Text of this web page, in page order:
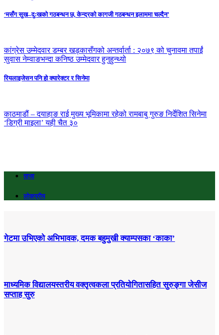
‘मसँग सुख–दुःखको गठबन्धन छ, केन्द्रको कागजी गठबन्धन इलाममा चल्दैन’
कांग्रेस उम्मेदवार डम्बर खड्कासँगको अन्तर्वार्ता : २०७९ को चुनावमा तपाईं
सुवास नेम्वाङभन्दा कनिष्ठ उम्मेदवार हुनुहुन्थ्यो
रियलाइजेसन पनि हो क्यारेक्टर र सिनेमा
काठमाडौं – दयाहाङ राई मुख्य भूमिकामा रहेको रामबाबु गुरुङ निर्देशित सिनेमा
‘डिग्री माइला’ यही चैत ३०
ताजा
लोकप्रीय
गेटमा उभिएको अभिभावक, दमक बहुमुखी क्याम्पसका ‘काका’
माध्यमिक विद्यालयस्तरीय वक्तृत्वकला प्रतियोगितासहित सुरुङ्गा जेसीज
सप्ताह सुरु